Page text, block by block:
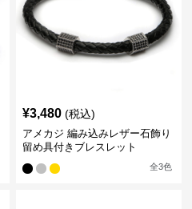
¥3,480 (税込)
アメカジ 編み込みレザー石飾り
留め具付きブレスレット
全3色